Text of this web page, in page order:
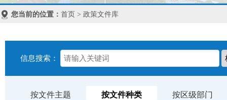
您当前的位置： 首页 > 政策文件库
信息搜索：
按文件主题 按文件种类 按区级部门